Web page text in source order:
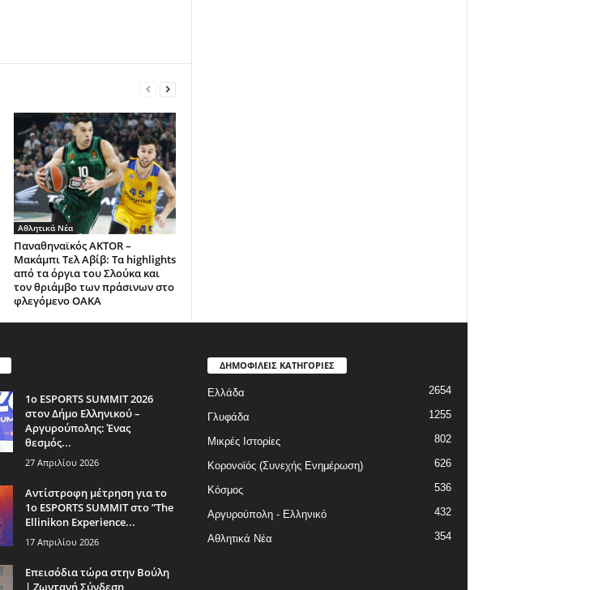
Αθλητικά Νέα
Παναθηναϊκός AKTOR –
Μακάμπι Τελ Αβίβ: Τα highlights
από τα όργια του Σλούκα και
τον θριάμβο των πράσινων στο
φλεγόμενο ΟΑΚΑ
1ο ESPORTS SUMMIT 2026
στον Δήμο Ελληνικού –
Αργυρούπολης: Ένας
θεσμός...
27 Απριλίου 2026
Αντίστροφη μέτρηση για το
1ο ESPORTS SUMMIT στο ”The
Ellinikon Experience...
17 Απριλίου 2026
Επεισόδια τώρα στην Βούλη
| Ζωντανή Σύνδεση
ΔΗΜΟΦΙΛΕΙΣ ΚΑΤΗΓΟΡΙΕΣ
Ελλάδα 2654
Γλυφάδα 1255
Μικρές Ιστορίες 802
Κορονοϊός (Συνεχής Ενημέρωση) 626
Κόσμος 536
Αργυρούπολη - Ελληνικό 432
Αθλητικά Νέα 354